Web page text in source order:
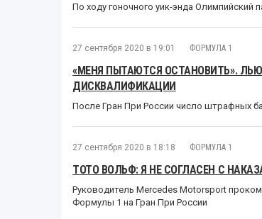
По ходу гоночного уик-энда Олимпийский
27 сентября 2020 в 19:01 ФОРМУЛА 1
«МЕНЯ ПЫТАЮТСЯ ОСТАНОВИТЬ».
ДИСКВАЛИФИКАЦИИ
После Гран При России число штрафных
27 сентября 2020 в 18:18 ФОРМУЛА 1
ТОТО ВОЛЬФ: Я НЕ СОГЛАСЕН С
Руководитель Mercedes Motorsport
Формулы 1 на Гран При России